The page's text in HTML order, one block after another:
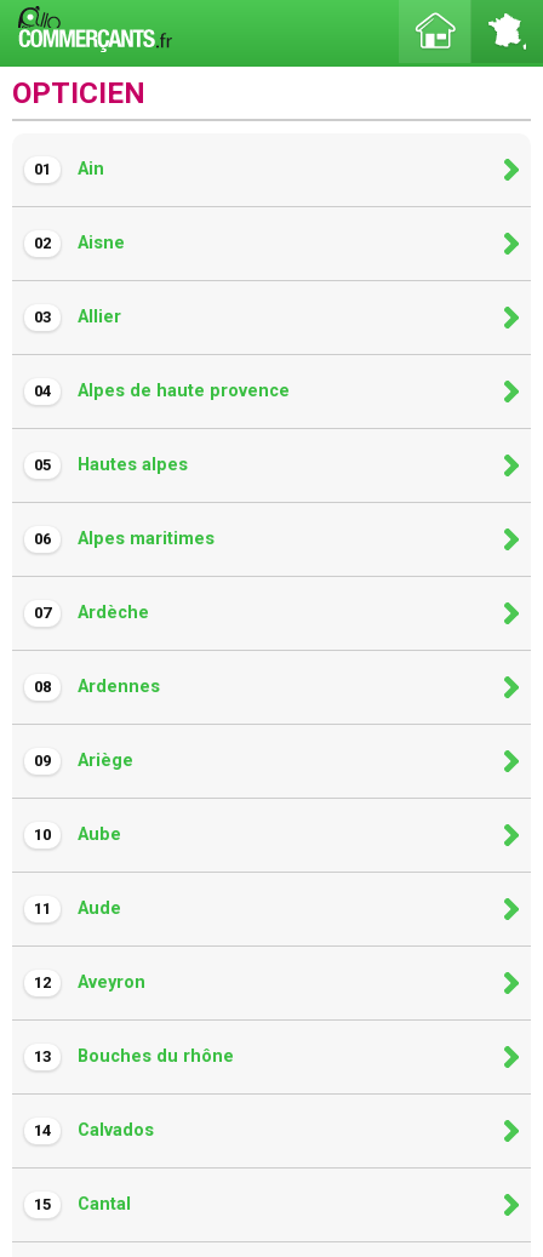
OPTICIEN
01 Ain
02 Aisne
03 Allier
04 Alpes de haute provence
05 Hautes alpes
06 Alpes maritimes
07 Ardèche
08 Ardennes
09 Ariège
10 Aube
11 Aude
12 Aveyron
13 Bouches du rhône
14 Calvados
15 Cantal